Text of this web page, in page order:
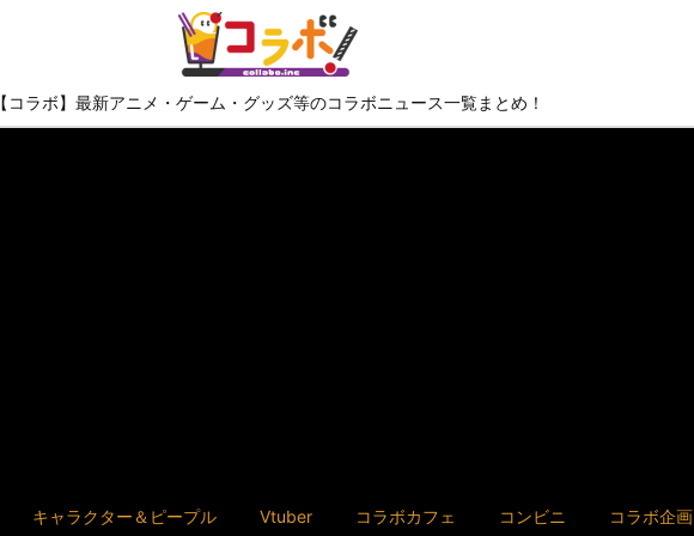
【コラボ】最新アニメ・ゲーム・グッズ等のコラボニュース一覧まとめ！
キャラクター＆ピープル Vtuber コラボカフェ コンビニ コラボ企画